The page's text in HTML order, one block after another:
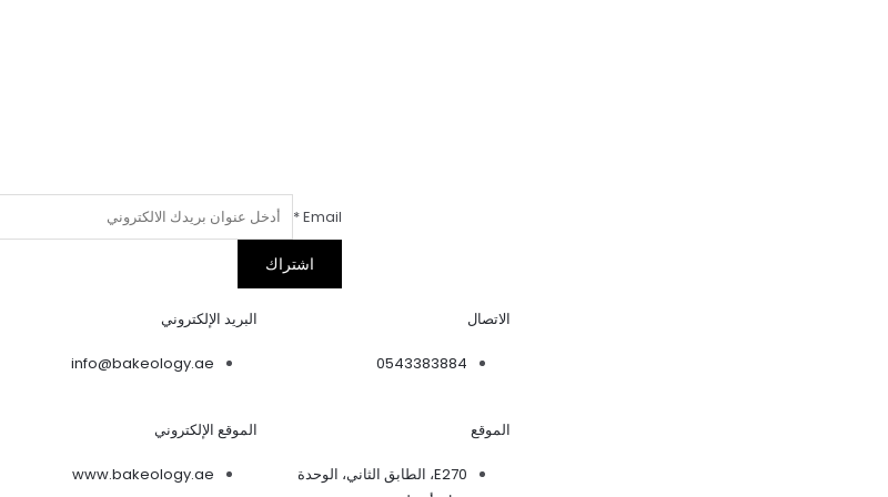
Email
*
اشتراك
الاتصال
0543383884
الموقع
E270، الطابق الثاني، الوحدة
البريد الإلكتروني
info@bakeology.ae
الموقع الإلكتروني
www.bakeology.ae